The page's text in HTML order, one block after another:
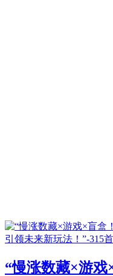
“慢涨数藏×游